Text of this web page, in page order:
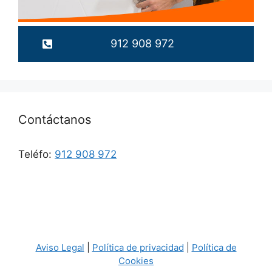
912 908 972
Contáctanos
Teléfo: 912 908 972
Aviso Legal Política de privacidad
Política de
Cookies